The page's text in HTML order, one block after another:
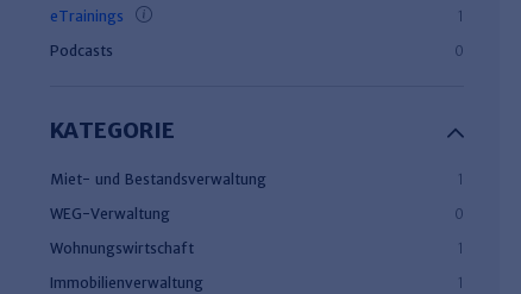
eTrainings
1
Podcasts
0
KATEGORIE
Miet- und Bestandsverwaltung
1
WEG-Verwaltung
0
Wohnungswirtschaft
1
Immobilienverwaltung
1